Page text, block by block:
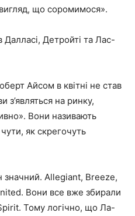
що соромимося».
Далласі, Детройті та Лас-
Айсом в квітні не став
з’являться на ринку,
Вони називають
як скрегочуть
значний. Allegiant, Breeze,
Вони все вже збирали
Тому логічно, що Ла-